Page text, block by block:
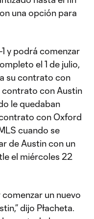
una opción para
y podrá comenzar
el 1 de julio,
su contrato con
contrato con Austin
le quedaban
con Oxford
cuando se
de Austin con un
el miércoles 22
un nuevo
dijo Płacheta.